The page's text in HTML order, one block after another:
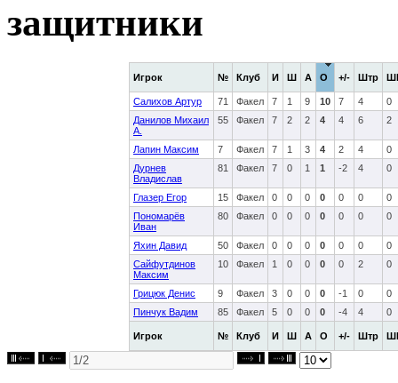
защитники
Игрок № Клуб И Ш А О +/- Штр
Игрок № Клуб И Ш А О +/- Штр
Салихов Артур 71 Факел 7 1 9 10 7 4
0
Данилов Михаил
А.
55 Факел 7 2 2 4 4 6 2
Лапин Максим 7 Факел 7 1 3 4 2 4
0
Дурнев
Владислав
81 Факел 7 0 1 1 -2 4 0
Глазер Егор 15 Факел 0 0 0 0 0 0
0
Пономарёв
Иван
80 Факел 0 0 0 0 0 0 0
Яхин Давид 50 Факел 0 0 0 0 0 0
0
Сайфутдинов
Максим
10 Факел 1 0 0 0 0 2 0
Грицюк Денис 9 Факел 3 0 0 0 -1 0
0
Пинчук Вадим
85 Факел 5 0 0 0 -4 4 0